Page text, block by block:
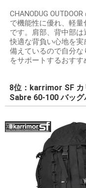
CHANODUG
で機能性に優れ、軽
です。肩部、背中部は
快適な背負い心地を
備えているので自分
をサポートするおすす
8位：karrimor SF カ
Sabre 60-100 バッグ